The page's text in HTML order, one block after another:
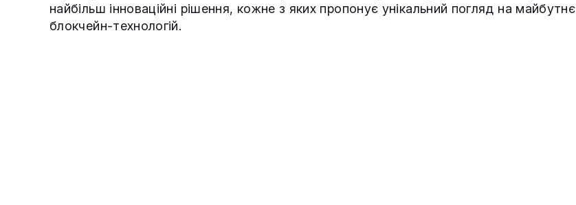
найбільш інноваційні рішення, кожне з яких пропонує унікальний погляд на майбутнє
блокчейн-технологій.